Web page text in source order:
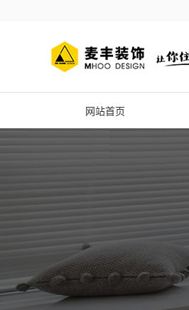
网站首页